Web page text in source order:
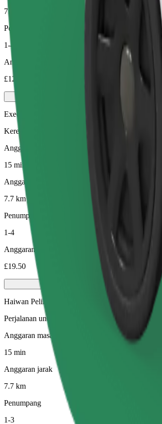
7.7 km
Penumpang
1-4
Anggaran tambang
£12.40
Executive
Kereta premium bersaiz sederhana dengan
Anggaran masa perjalanan
15 min
Anggaran jarak
7.7 km
Penumpang
1-4
Anggaran tambang
£19.50
Haiwan Peliharaan
Perjalanan untuk anda dan haiwan kesayangan
Anggaran masa perjalanan
15 min
Anggaran jarak
7.7 km
Penumpang
1-3